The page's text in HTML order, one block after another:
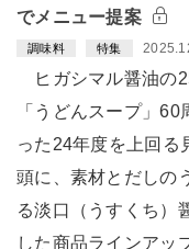
でメニュー提案
調味料 特集
ヒガシマル醤油の
「うどんスープ」
った24年度を上回る
頭に、素材とだしの
る淡口（うすくち）
した商品ラインアッ